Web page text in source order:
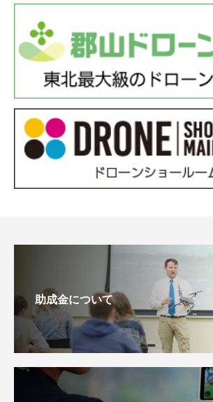
助成金について